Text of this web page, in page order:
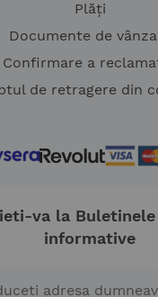
Plăți
Documente de
Confirmare a
de retragere din
va la
informative